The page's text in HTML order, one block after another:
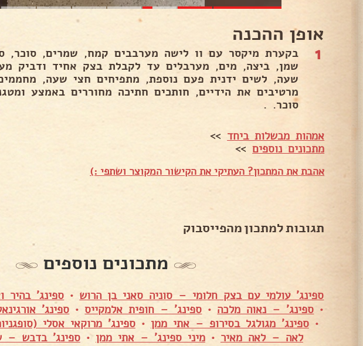
אופן ההכנה
1
בקערת מיקסר עם וו לישה מערבבים קמח, שמרים, סוכר,
שמן, ביצה, מים, מערבלים עד לקבלת בצק אחיד ודביק
שעה, לשים ידנית פעם נוספת, מתפיחים חצי שעה,
מרטיבים את הידיים, חותכים חתיכה מחוררים באמצע
סוכר. .
אמהות מבשלות ביחד >>
מתכונים נוספים>>
אהבת את המתכון? העתיקי את הקישור המקוצר ושתפי :)
תגובות למתכון מהפייסבוק
מתכונים נוספים
ספינג' עולמי עם בצק חלומי – סוניה סאני בן הרוש • ספינג' בהיר
• ספינג' – נאוה מלכה • ספינג' – חופית אלמקייס • ספינג'
•ספינג' מגולגל בסירופ – אתי ממן •ספינג' מרוקאי אסלי
לאה – לאה מאיר •מיני ספינג' – אתי ממן •ספינג' בדבש –